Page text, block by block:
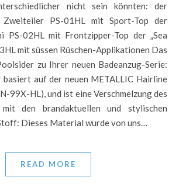
nicht sein könnten: der
Zweiteiler PS-01HL mit Sport-Top der
PS-02HL mit Frontzipper-Top der „Sea
mit süssen Rüschen-Applikationen Das
zu Ihrer neuen Badeanzug-Serie:
auf der neuen METALLIC Hairline
99X-HL), und ist eine Verschmelzung des
den brandaktuellen und stylischen
Dieses Material wurde von uns…
READ MORE